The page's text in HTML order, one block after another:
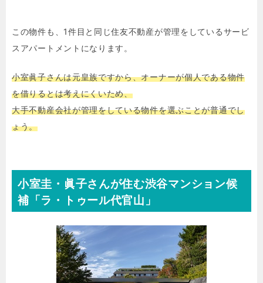
この物件も、1件目と同じ住友不動産が管理をしているサービ
スアパートメントになります。
小室眞子さんは元皇族ですから、オーナーが個人である物件
を借りるとは考えにくいため、
大手不動産会社が管理をしている物件を選ぶことが普通でし
ょう。
小室圭・眞子さんが住む渋谷マンション候
補「ラ・トゥール代官山 」